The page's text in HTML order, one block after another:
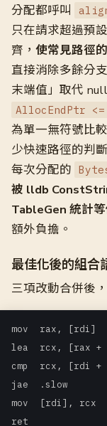
分配都呼叫
只在請求超過預
齊， 使常見路徑
直接消除多餘分
末端值」取代
AllocEndPtr
為單一無符號比較
少快速路徑的判
每次分配的
被 lldb
TableGen 統計
額外負擔。
最佳化後的組合
三項改動合併後
mov  rax, [rdi]
lea  rcx, [rax +
cmp  rcx, [rdi +
jae  .slow
mov  [rdi], rcx